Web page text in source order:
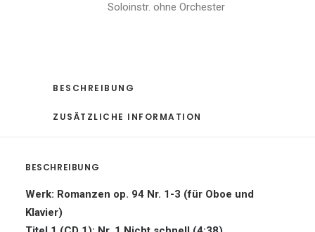
Soloinstr. ohne Orchester
BESCHREIBUNG
ZUSÄTZLICHE INFORMATION
BESCHREIBUNG
Werk: Romanzen op. 94 Nr. 1-3 (für Oboe und
Klavier)